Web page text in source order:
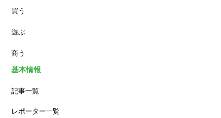
ランチ
カフェ
買う
遊ぶ
商う
基本情報
記事一覧
レポーター一覧